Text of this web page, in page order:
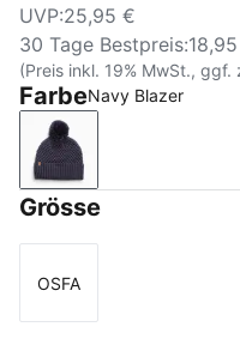
UVP:25,95 €
30 Tage Bestpreis:
(Preis inkl. 19% MwSt., ggf.
FarbeNavy Blazer
Navy Blazer
Grösse
Größe
OSFA